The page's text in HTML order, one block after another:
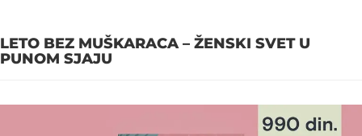
LETO BEZ MUŠKARACA – ŽENSKI SVET U
PUNOM SJAJU